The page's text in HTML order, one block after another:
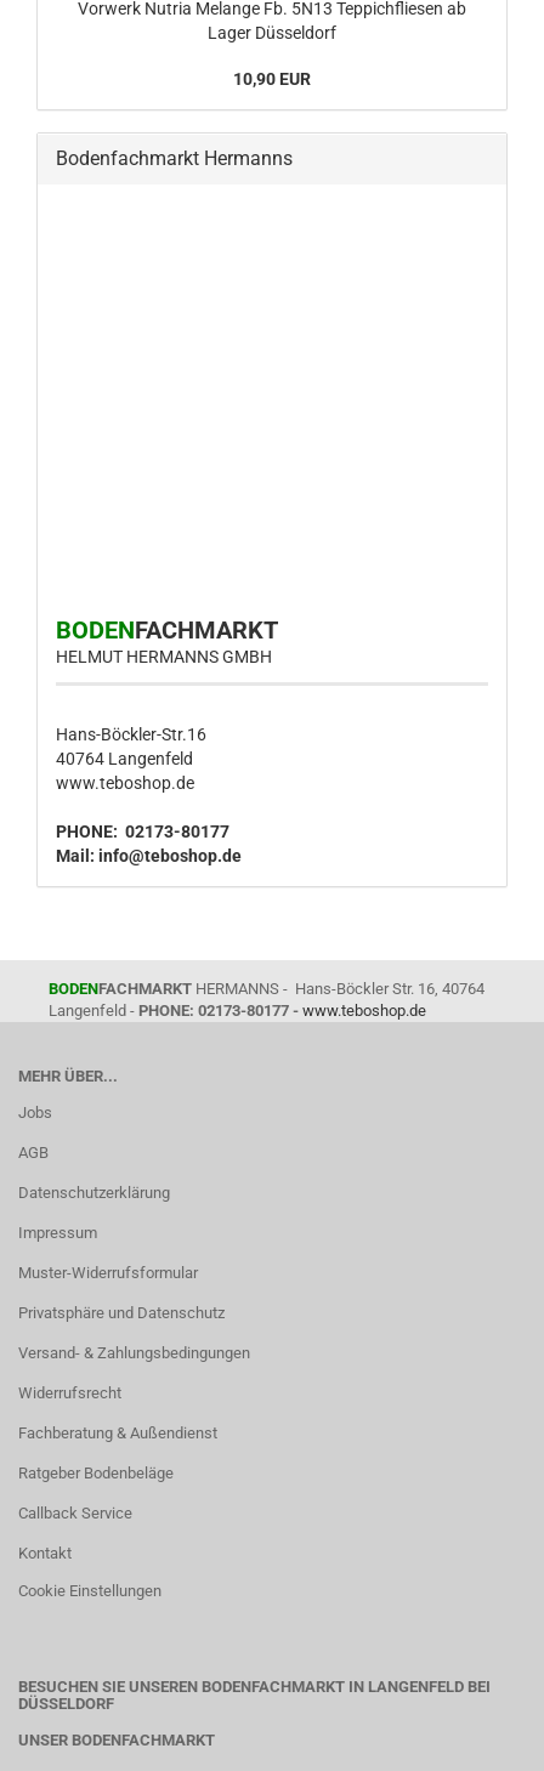
Vorwerk Nutria Melange Fb. 5N13 Teppichfliesen ab
Lager Düsseldorf
10,90 EUR
Bodenfachmarkt Hermanns
BODENFACHMARKT
HELMUT HERMANNS GMBH
Hans-Böckler-Str.16
40764 Langenfeld
www.teboshop.de
PHONE: 02173-80177
Mail: info@teboshop.de
BODENFACHMARKT HERMANNS - Hans-Böckler Str. 16, 40764
Langenfeld - PHONE: 02173-80177 - www.teboshop.de
MEHR ÜBER...
Jobs
AGB
Datenschutzerklärung
Impressum
Muster-Widerrufsformular
Privatsphäre und Datenschutz
Versand- & Zahlungsbedingungen
Widerrufsrecht
Fachberatung & Außendienst
Ratgeber Bodenbeläge
Callback Service
Kontakt
Cookie Einstellungen
BESUCHEN SIE UNSEREN BODENFACHMARKT IN LANGENFELD BEI
DÜSSELDORF
UNSER BODENFACHMARKT